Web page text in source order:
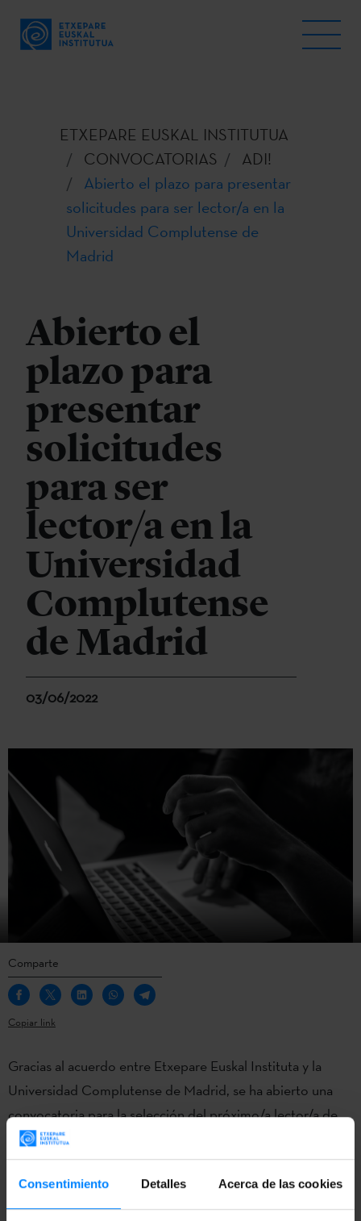
Consentimiento Detalles Acerca de las cookies
ETXEPARE EUSKAL INSTITUTUA
CONVOCATORIAS
ADI!
Abierto el plazo para presentar
solicitudes para ser lector/a en la
Universidad Complutense de
Madrid
Abierto el
plazo para
presentar
solicitudes
para ser
lector/a en la
Universidad
Complutense
de Madrid
03/06/2022
Comparte
Copiar link
Gracias al acuerdo entre Etxepare Euskal Instituta y la
Universidad Complutense de Madrid, se ha abierto una
convocatoria para la selección del próximo/a lector/a de
euskera y cultura vasca en la capital española. Toda la
información está disponibleaquí. El plazo para enviar las
candidaturas se abre hoy, 3 de junio, cabe la posibilidad de
presentar la documentación hasta el día 16 de junio.